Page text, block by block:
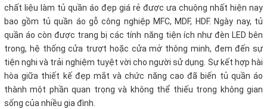
chất liệu làm tủ quần áo đẹp giá rẻ được ưa chuộng nhất hiện nay
bao gồm tủ quần áo gỗ công nghiệp MFC, MDF, HDF. Ngày nay, tủ
quần áo còn được trang bị các tính năng tiện ích như đèn LED bên
trong, hệ thống cửa trượt hoặc cửa mở thông minh, đem đến sự
tiện nghi và trải nghiệm tuyệt vời cho người sử dụng. Sự kết hợp hài
hòa giữa thiết kế đẹp mắt và chức năng cao đã biến tủ quần áo
thành một phần quan trọng và không thể thiếu trong không gian
sống của nhiều gia đình.